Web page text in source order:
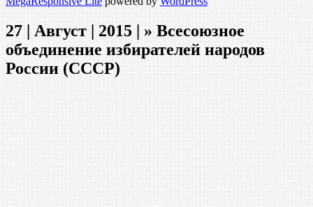
27 | Август | 2015 | » Всесоюзное
объединение избирателей народов
России (СССР)